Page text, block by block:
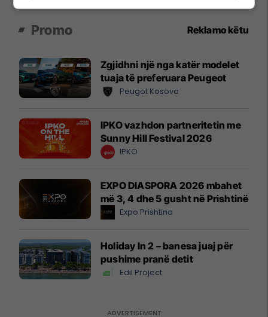
Promo Reklamo këtu
Zgjidhni një nga katër modelet
tuaja të preferuara Peugeot
Peugot Kosova
IPKO vazhdon partneritetin me
Sunny Hill Festival 2026
IPKO
EXPO DIASPORA 2026 mbahet
më 3, 4 dhe 5 gusht në Prishtinë
Expo Prishtina
Holiday In 2 – banesa juaj për
pushime pranë detit
Edil Project